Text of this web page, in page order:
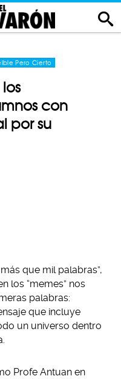
Pero Cierto
con
por su
que mil palabras”,
los “memes” nos
palabras:
que incluye
un universo dentro
Profe Antuan en